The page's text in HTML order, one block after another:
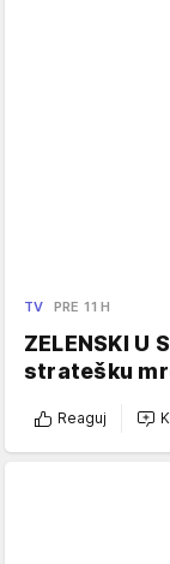
TV PRE 11 H
ZELENSKI U
stratešku
Reaguj